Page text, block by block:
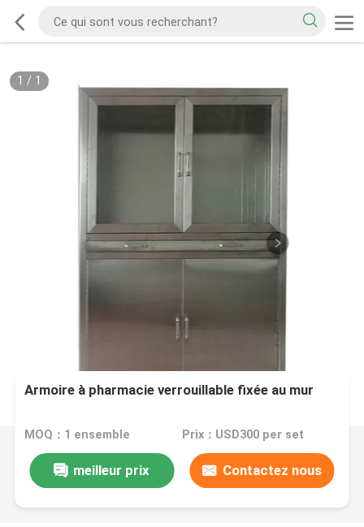
1 / 1
Armoire à pharmacie verrouillable fixée au mur
MOQ：1 ensemble Prix：USD300 per set
meilleur prix Contactez nous